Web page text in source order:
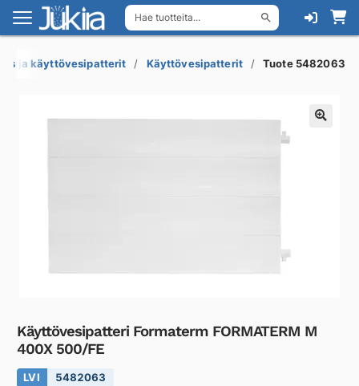
Hae tuotteita...
Siirry
navigointiin
Siirry
sisältöön
ja käyttövesipatterit Käyttövesipatterit Tuote 5482063
Käyttövesipatteri Formaterm FORMATERM M
400X 500/FE
LVI 5482063